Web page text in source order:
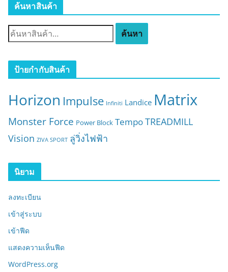
ค้นหาสินค้า
ค้
น
:
ค้นหา
ป้ายกำกับสินค้า
Horizon Impulse Infiniti Landice Matrix
Monster Force Power Block TempoTREADMILL
Vision ZIVA SPORT ลู่วิ่งไฟฟ้า
นิยาม
ลงทะเบียน
เข้าสู่ระบบ
เข้าฟีด
แสดงความเห็นฟีด
WordPress.org